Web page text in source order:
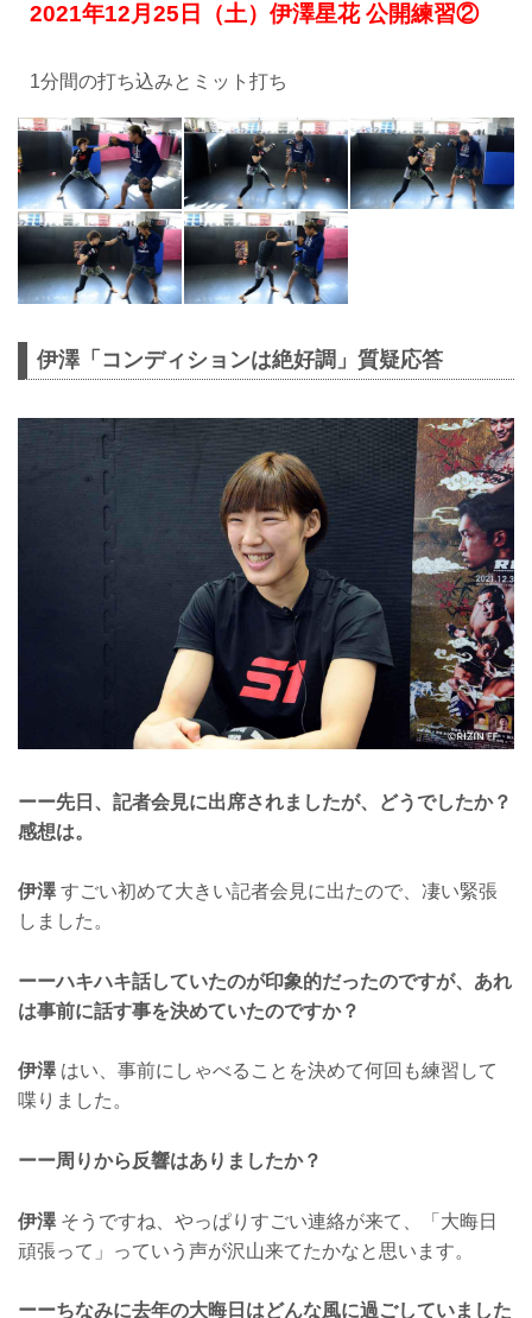
2021年12月25日（土）伊澤星花 公開練習②
1分間の打ち込みとミット打ち
伊澤「コンディションは絶好調」質疑応答
ーー先日、記者会見に出席されましたが、どうでしたか？
感想は。
伊澤すごい初めて大きい記者会見に出たので、凄い緊張
しました。
ーーハキハキ話していたのが印象的だったのですが、あれ
は事前に話す事を決めていたのですか？
伊澤はい、事前にしゃべることを決めて何回も練習して
喋りました。
ーー周りから反響はありましたか？
伊澤そうですね、やっぱりすごい連絡が来て、「大晦日
頑張って」っていう声が沢山来てたかなと思います。
ーーちなみに去年の大晦日はどんな風に過ごしていました